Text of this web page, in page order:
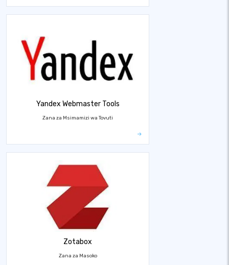
Yandex Webmaster Tools
Zana za Msimamizi wa Tovuti
Zotabox
Zana za Masoko